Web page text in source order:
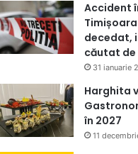
Accident
decedat,
căutat de
31 ianuarie
Harghita
în 2027
11